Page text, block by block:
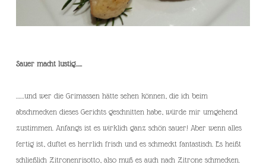
Sauer macht lustig…..
……und wer die Grimassen hätte sehen können, die ich beim
abschmecken dieses Gerichts geschnitten habe, würde mir umgehend
zustimmen. Anfangs ist es wirklich ganz schön sauer! Aber wenn alles
fertig ist, duftet es herrlich frisch und es schmeckt fantastisch. Es heißt
schließlich Zitronenrisotto, also muß es auch nach Zitrone schmecken.